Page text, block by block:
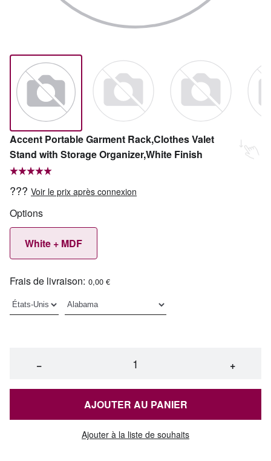
Accent Portable Garment Rack,Clothes Valet
Stand with Storage Organizer,White Finish
??? Voir le prix après connexion
Options
White + MDF
Frais de livraison: 0,00 €
− +
AJOUTER AU PANIER
Ajouter à la liste de souhaits